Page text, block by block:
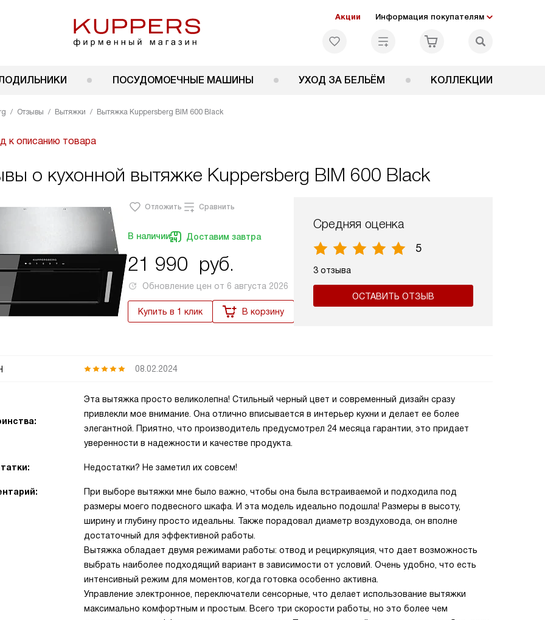
Акции Информация покупателям
ПОСУДОМОЕЧНЫЕ МАШИНЫ УХОД ЗА БЕЛЬЁМ КОЛЛЕКЦИИ
Отзывы Вытяжки Вытяжка Kuppersberg BIM 600 Black
к описанию товара
о кухонной вытяжке Kuppersberg BIM 600 Black
Отложить Сравнить
В наличии Доставим завтра
21 990 руб.
Обновление цен от 6 августа 2026
Купить в 1 клик В корзину
Средняя оценка
5
3 отзыва
ОСТАВИТЬ ОТЗЫВ
08.02.2024
Эта вытяжка просто великолепна! Стильный черный цвет и современный дизайн сразу
привлекли мое внимание. Она отлично вписывается в интерьер кухни и делает ее более
элегантной. Приятно, что производитель предусмотрел 24 месяца гарантии, это придает
уверенности в надежности и качестве продукта.
Недостатки? Не заметил их совсем!
При выборе вытяжки мне было важно, чтобы она была встраиваемой и подходила под
размеры моего подвесного шкафа. И эта модель идеально подошла! Размеры в высоту,
ширину и глубину просто идеальны. Также порадовал диаметр воздуховода, он вполне
достаточный для эффективной работы.
Вытяжка обладает двумя режимами работы: отвод и рециркуляция, что дает возможность
выбрать наиболее подходящий вариант в зависимости от условий. Очень удобно, что есть
интенсивный режим для моментов, когда готовка особенно активна.
Управление электронное, переключатели сенсорные, что делает использование вытяжки
максимально комфортным и простым. Всего три скорости работы, но это более чем